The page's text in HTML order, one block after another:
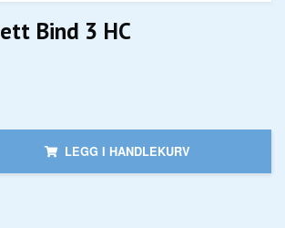
Bind 3 HC
LEGG I HANDLEKURV